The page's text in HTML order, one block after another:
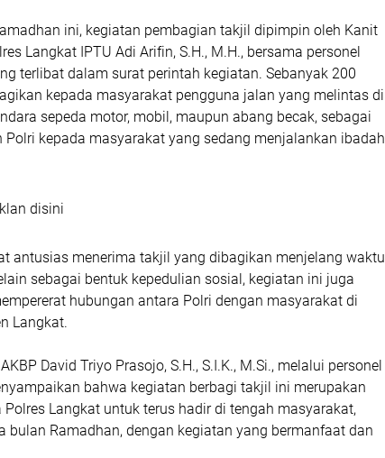
ini, kegiatan pembagian takjil dipimpin oleh Kanit
Langkat IPTU Adi Arifin, S.H., M.H., bersama personel
terlibat dalam surat perintah kegiatan. Sebanyak 200
kepada masyarakat pengguna jalan yang melintas di
sepeda motor, mobil, maupun abang becak, sebagai
Polri kepada masyarakat yang sedang menjalankan ibadah
disini
antusias menerima takjil yang dibagikan menjelang waktu
sebagai bentuk kepedulian sosial, kegiatan ini juga
hubungan antara Polri dengan masyarakat di
Langkat.
David Triyo Prasojo, S.H., S.I.K., M.Si., melalui personel
bahwa kegiatan berbagi takjil ini merupakan
Langkat untuk terus hadir di tengah masyarakat,
bulan Ramadhan, dengan kegiatan yang bermanfaat dan